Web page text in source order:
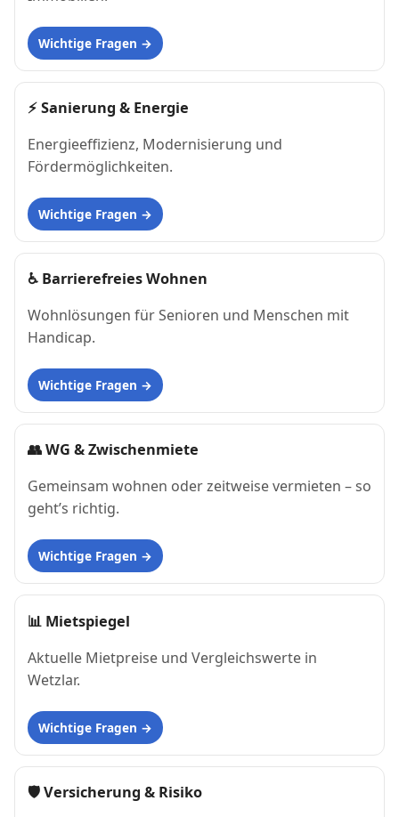
Wichtige Fragen
⚡Sanierung & Energie
Energieeffizienz, Modernisierung und
Fördermöglichkeiten.
Wichtige Fragen
♿ Barrierefreies Wohnen
Wohnlösungen für Senioren und Menschen mit
Handicap.
Wichtige Fragen
👥WG & Zwischenmiete
Gemeinsam wohnen oder zeitweise vermieten – so
geht’s richtig.
Wichtige Fragen
📊 Mietspiegel
Aktuelle Mietpreise und Vergleichswerte in
Wetzlar.
Wichtige Fragen
🛡 Versicherung & Risiko